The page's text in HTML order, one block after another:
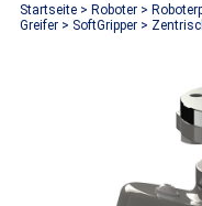
Startseite > Roboter >
Greifer > SoftGripper >